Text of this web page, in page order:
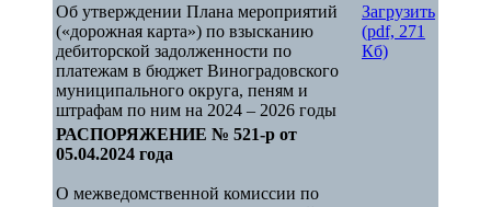
Об утверждении Плана мероприятий
(«дорожная карта») по взысканию
дебиторской задолженности по
платежам в бюджет Виноградовского
муниципального округа, пеням и
штрафам по ним на 2024 – 2026 годы
Загрузить
(pdf, 271
Кб)
РАСПОРЯЖЕНИЕ № 521-р от
05.04.2024 года
О межведомственной комиссии по